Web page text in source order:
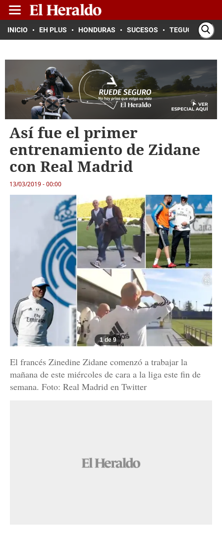
INICIO EH PLUS HONDURAS SUCESOS TEGUCIGALPA
Así fue el primer
entrenamiento de Zidane
con Real Madrid
13/03/2019 - 00:00
1 de 9
El francés Zinedine Zidane comenzó a trabajar la
mañana de este miércoles de cara a la liga este fin de
semana. Foto: Real Madrid en Twitter